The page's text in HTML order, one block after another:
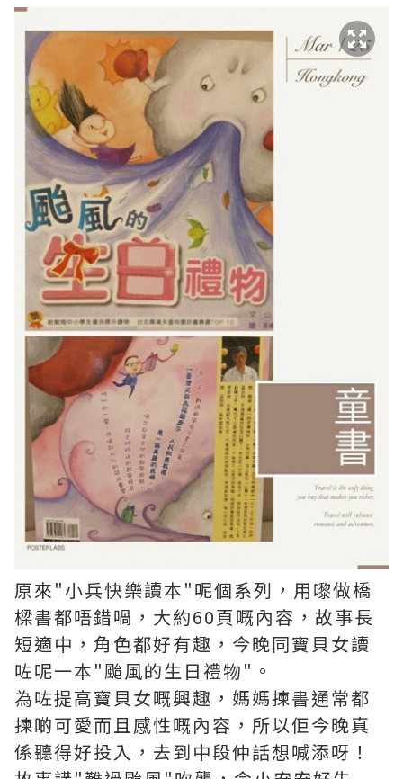
原來"小兵快樂讀本"呢個系列，用嚟做橋
樑書都唔錯喎，大約60頁嘅內容，故事長
短適中，角色都好有趣，今晚同寶貝女讀
咗呢一本"颱風的生日禮物"。
為咗提高寶貝女嘅興趣，媽媽揀書通常都
揀啲可愛而且感性嘅內容，所以佢今晚真
係聽得好投入，去到中段仲話想喊添呀！